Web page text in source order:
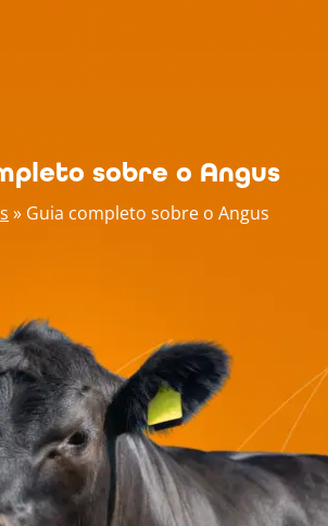
sobre o Angus
» Guia completo sobre o Angus